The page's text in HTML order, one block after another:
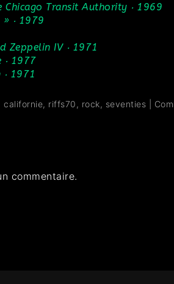
Chicago Transit Authority ‧ 1969
‧ 1979
Zeppelin IV ‧ 1971
‧ 1977
1971
californie, riffs70 , rock, seventies
commentaire.